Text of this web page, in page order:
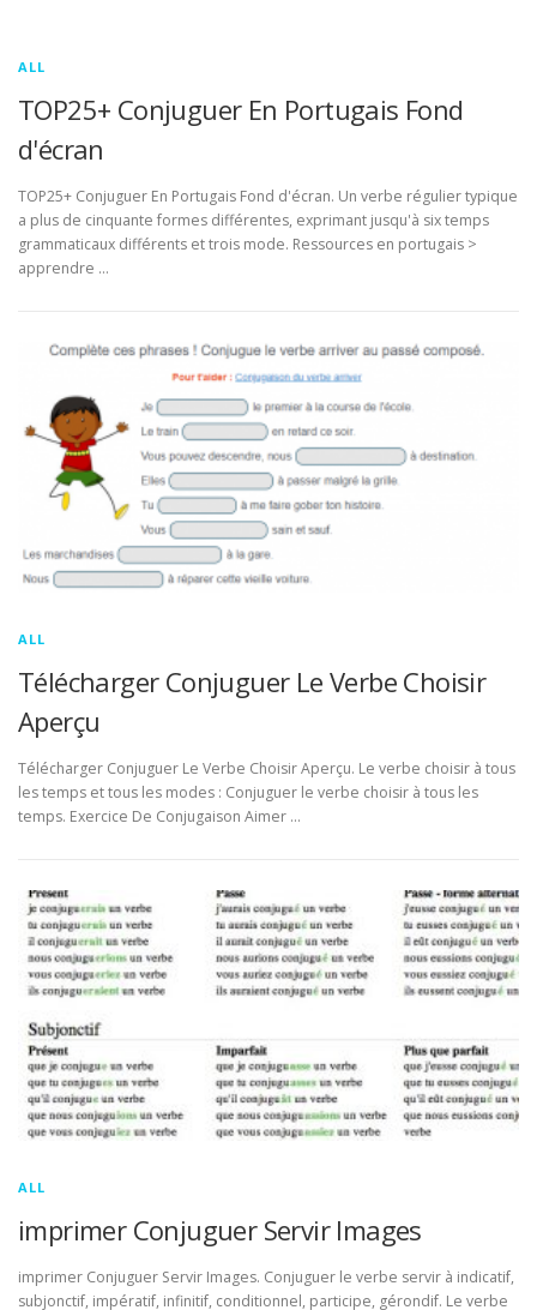
ALL
TOP25+ Conjuguer En Portugais Fond
d'écran
TOP25+ Conjuguer En Portugais Fond d'écran. Un verbe régulier typique
a plus de cinquante formes différentes, exprimant jusqu'à six temps
grammaticaux différents et trois mode. Ressources en portugais >
apprendre …
ALL
Télécharger Conjuguer Le Verbe Choisir
Aperçu
Télécharger Conjuguer Le Verbe Choisir Aperçu. Le verbe choisir à tous
les temps et tous les modes : Conjuguer le verbe choisir à tous les
temps. Exercice De Conjugaison Aimer …
ALL
imprimer Conjuguer Servir Images
imprimer Conjuguer Servir Images. Conjuguer le verbe servir à indicatif,
subjonctif, impératif, infinitif, conditionnel, participe, gérondif. Le verbe